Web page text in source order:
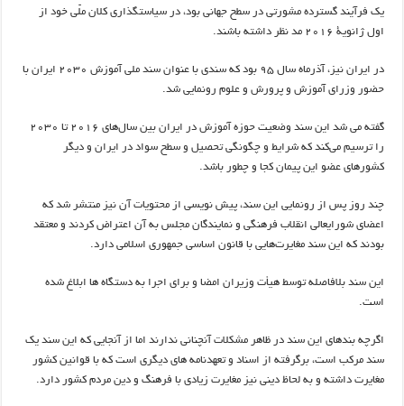
یک فرآیند گسترده مشورتی در سطح جهانی بود، در سیاستگذاری کلان ملّی خود از
اول ژانویۀ 2016 مد نظر داشته باشند.
در ایران نیز،‌ آذرماه سال 95 بود که سندی با عنوان سند ملی آموزش 2030 ایران با
حضور وزرای آموزش و پرورش و علوم رونمایی شد.
گفته می شد این سند وضعیت حوزه آموزش در ایران بین سال‌های 2016 تا 2030
را ترسیم می‌کند که شرایط و چگونگی تحصیل و سطح سواد در ایران و دیگر
کشورهای عضو این پیمان کجا و چطور باشد.
چند روز پس از رونمایی این سند، پیش نویسی از محتویات آن نیز منتشر شد که
اعضای شورایعالی انقلاب فرهنگی و نمایندگان مجلس به آن اعتراض کردند و معتقد
بودند که این سند مغایرت‌هایی با قانون اساسی جمهوری اسلامی دارد.
این سند بلافاصله توسط هیأت وزیران امضا و برای اجرا به دستگاه ها ابلاغ شده
است.
اگرچه بندهای این سند در ظاهر مشکلات آنچنانی ندارند اما از آنجایی که این سند یک
سند مرکب است، برگرفته از اسناد و تعهدنامه های دیگری است که با قوانین کشور
مغایرت داشته و به لحاظ دینی نیز مغایرت زیادی با فرهنگ و دین مردم کشور دارد.